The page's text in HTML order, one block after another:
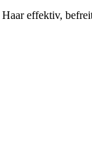
effektiv,